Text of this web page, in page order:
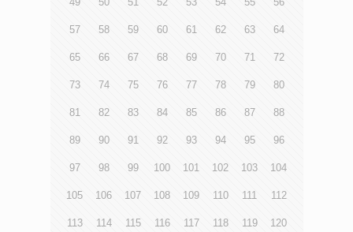
57 58 59 60 61 62 63 64
65 66 67 68 69 70 71 72
73 74 75 76 77 78 79 80
81 82 83 84 85 86 87 88
89 90 91 92 93 94 95 96
97 98 99 100 101 102 103 104
105 106 107 108 109 110 111 112
113 114 115 116 117 118 119 120